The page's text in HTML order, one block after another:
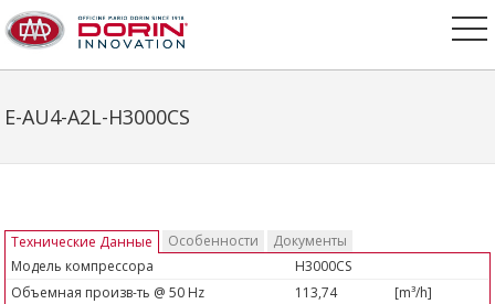
E-AU4-A2L-H3000CS
Технические Данные Особенности
Документы
Модель компрессора
H3000CS
Объемная произв-ть @ 50 Hz
113,74
[m³/h]